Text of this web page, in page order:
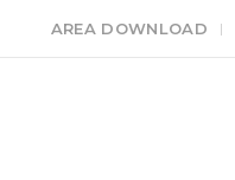
AREA DOWNLOAD